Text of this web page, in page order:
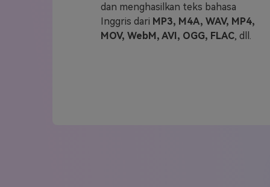
dan menghasilkan teks bahasa
Inggris dari MP3, M4A, WAV, MP4,
MOV, WebM, AVI, OGG, FLAC, dll.